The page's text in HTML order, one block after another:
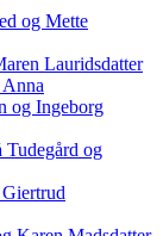
og Mette
Lauridsdatter
Anna
og Ingeborg
Tudegård og